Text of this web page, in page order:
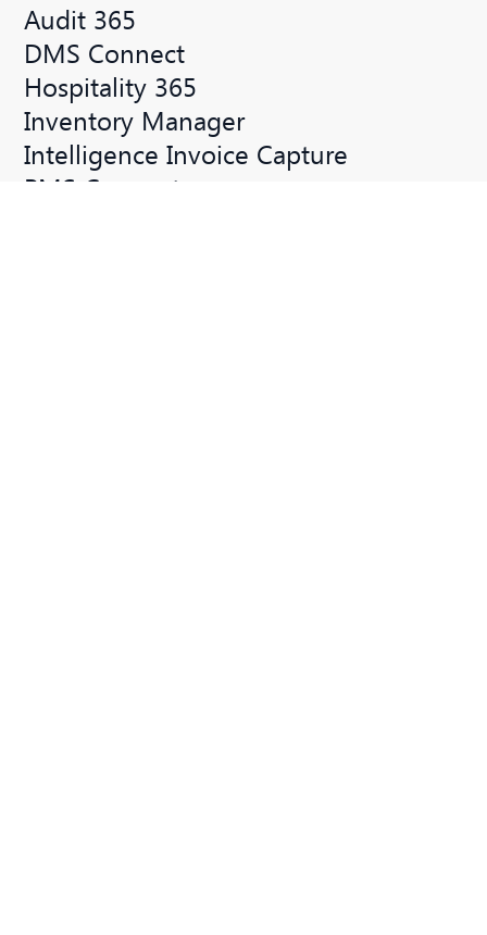
Audit 365
DMS Connect
Hospitality 365
Inventory Manager
Intelligence Invoice Capture
PMS Connect